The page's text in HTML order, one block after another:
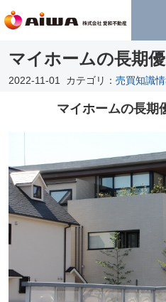
マイホームの長期
2022-11-01 カテゴリ： 売買知識
マイホームの長期